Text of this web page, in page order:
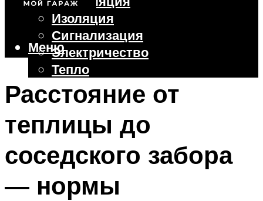
Изоляция
Сигнализация
Электричество
Тепло
Крыша
Ворота
Меню
Расстояние от
теплицы до
соседского забора
— нормы